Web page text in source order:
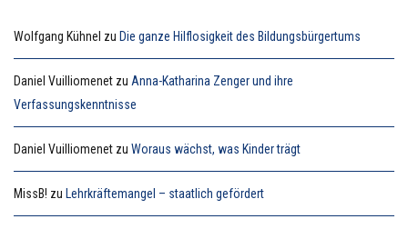
Wolfgang Kühnel zu Die ganze Hilflosigkeit des Bildungsbürgertums
Daniel Vuilliomenet zu Anna-Katharina Zenger und ihre
Verfassungskenntnisse
Daniel Vuilliomenet zu Woraus wächst, was Kinder trägt
MissB! zu Lehrkräftemangel – staatlich gefördert